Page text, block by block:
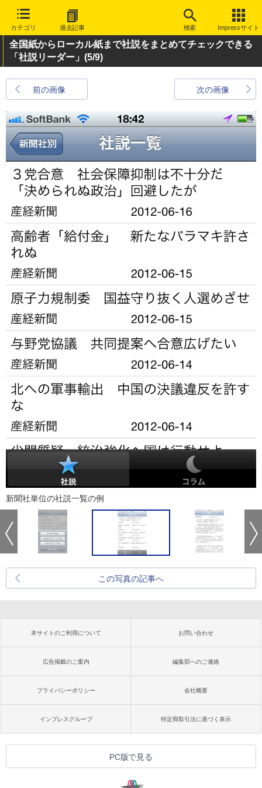
カテゴリ 過去記事 検索 Impressサイト
全国紙からローカル紙まで社説をまとめてチェックできる
「社説リーダー」 (5/9)
前の画像 次の画像
新聞社単位の社説一覧の例
この写真の記事へ
本サイトのご利用について お問い合わせ
広告掲載のご案内 編集部へのご連絡
プライバシーポリシー 会社概要
インプレスグループ 特定商取引法に基づく表示
PC版で見る